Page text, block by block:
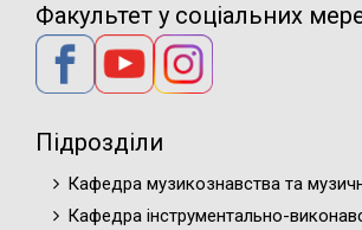
ПОРЯДОК ДЕННИЙ
РІШЕННЯ
ЗАСІДАННЯ ВЧЕНОЇ РАДИ №3 від
березня 2021 року
ПОРЯДОК ДЕННИЙ
РІШЕННЯ
ЗАСІДАННЯ ВЧЕНОЇ РАДИ №2
лютого 2021 року
Факультет у соціальних
Підрозділи
Кафедра музикознавства та
Кафедра інструментально-